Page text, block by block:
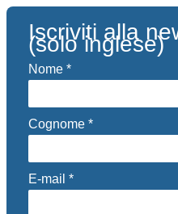
Iscriviti alla
(solo inglese)
Nome *
Cognome *
E-mail *